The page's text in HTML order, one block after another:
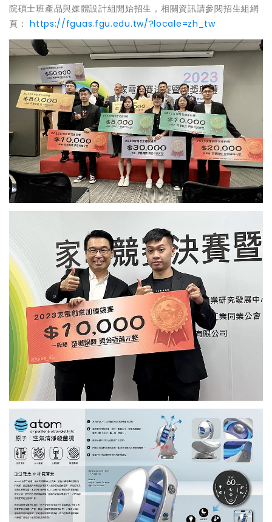
院碩士班產品與媒體設計組開始招生，相關資訊請參閱招生組網
頁：https://fguas.fgu.edu.tw/?locale=zh_tw